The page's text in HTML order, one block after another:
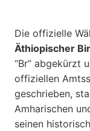
Die offizielle
Äthiopischer
“Br” abgekürzt
offiziellen
geschrieben,
Amharischen
seinen